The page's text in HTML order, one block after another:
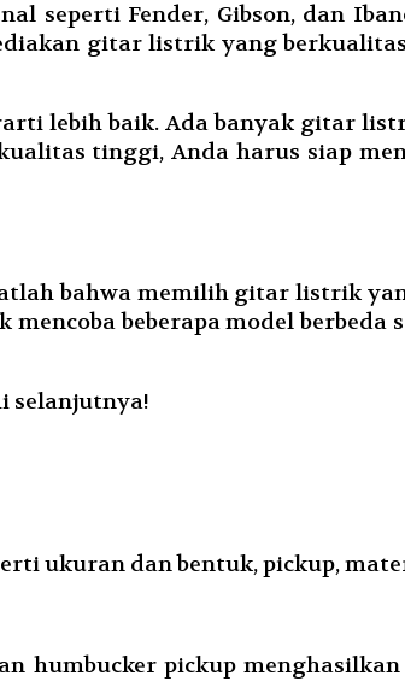
Fender, Gibson, dan
gitar listrik yang
lebih baik. Ada banyak gitar
tinggi, Anda harus siap
bahwa memilih gitar listrik
beberapa model berbeda
selanjutnya!
ukuran dan bentuk, pickup,
humbucker pickup